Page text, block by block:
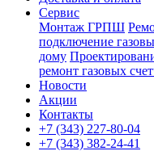
Сервис
Монтаж ГРПШ
подключение
дому
ремонт газовых
Новости
Акции
Контакты
+7 (343) 227-80-04
+7 (343) 382-24-41